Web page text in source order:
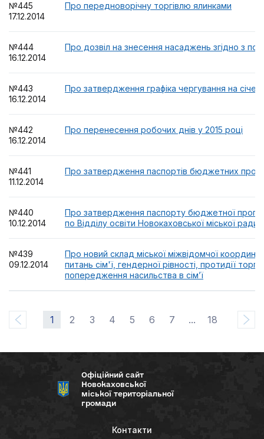
№445
17.12.2014
Про передноворічну торгівлю ялинками
№444
16.12.2014
Про дозвіл на знесення насаджень згідно з
№443
16.12.2014
Про затвердження графіка чергування на
№442
16.12.2014
Про перенесення робочих днів у 2015 році
№441
11.12.2014
Про затвердження паспортів бюджетних
№440
10.12.2014
Про затвердження паспорту бюджетної
по Відділу освіти Новокаховської міської ради
№439
09.12.2014
Про новий склад міської міжвідомчої
питань сім'ї, гендерної рівності, протидії
попередження насильства в сім’ї
1 2 3 4 5 6 7 ... 18
Офіційний сайт
Новокаховської
міської територіальної
громади
Контакти